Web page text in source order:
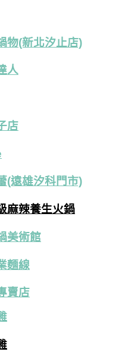
物(新北汐止店)
人
店
(遠雄汐科門市)
麻辣養生火鍋
美術館
麵線
賣店